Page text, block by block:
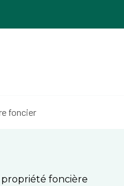
foncier
foncière